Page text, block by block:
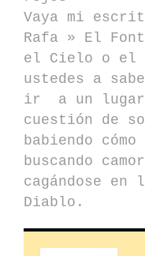
Vaya mi
Rafa » El
el Cielo o el
ustedes a
ir a un lugar
cuestión de
babiendo
buscando
cagándose en
Diablo.